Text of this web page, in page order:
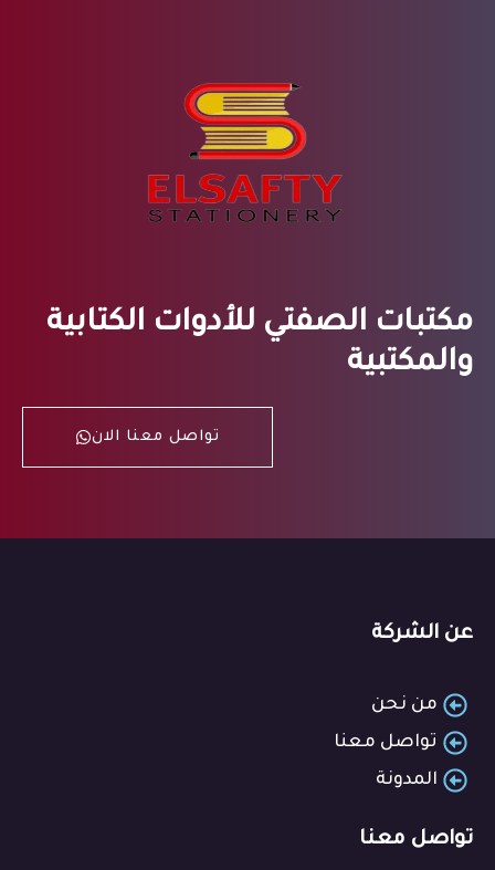
مكتبات الصفتي للأدوات الكتابية
والمكتبية
تواصل معنا الان
عن الشركة
من نحن
تواصل معنا
المدونة
تواصل معنا